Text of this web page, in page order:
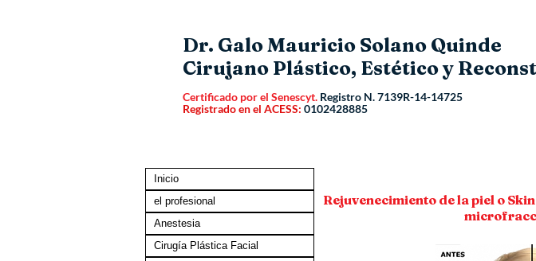
Dr. Galo Mauricio Solano Quinde
Cirujano Plástico, Estético y
Certificado por el Senescyt. Registro N.7139R-14-14725
Registrado en el ACESS: 0102428885
Inicio
el profesional
Anestesia
Cirugía Plástica Facial
Rejuvenecimiento de la piel o